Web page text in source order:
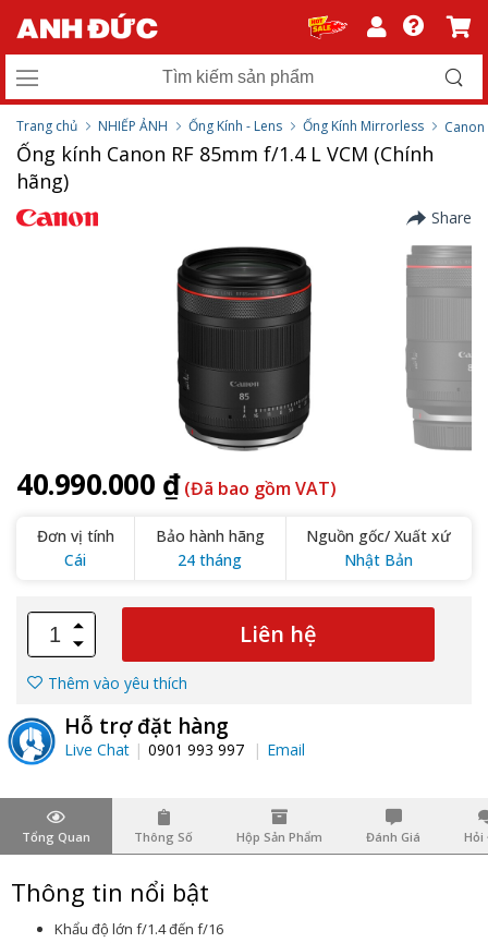
Trang chủ NHIẾP ẢNH Ống Kính - Lens Ống Kính Mirrorless Canon
Ống kính Canon RF 85mm f/1.4 L VCM (Chính
hãng)
Share
40.990.000 ₫ (Đã bao gồm VAT)
Đơn vị tính
Cái
Bảo hành hãng
24 tháng
Nguồn gốc/ Xuất xứ
Nhật Bản
Liên hệ
Thêm vào yêu thích
Hỗ trợ đặt hàng
Live Chat 0901 993 997 Email
Tổng Quan Thông Số Hộp Sản Phẩm Đánh Giá Hỏi
Thông tin nổi bật
Khẩu độ lớn f/1.4 đến f/16